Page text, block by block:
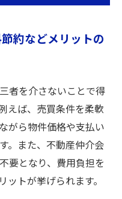
約などメリットの
者を介さないことで得
えば、売買条件を柔軟
がら物件価格や支払い
。また、不動産仲介会
要となり、費用負担を
トが挙げられます。